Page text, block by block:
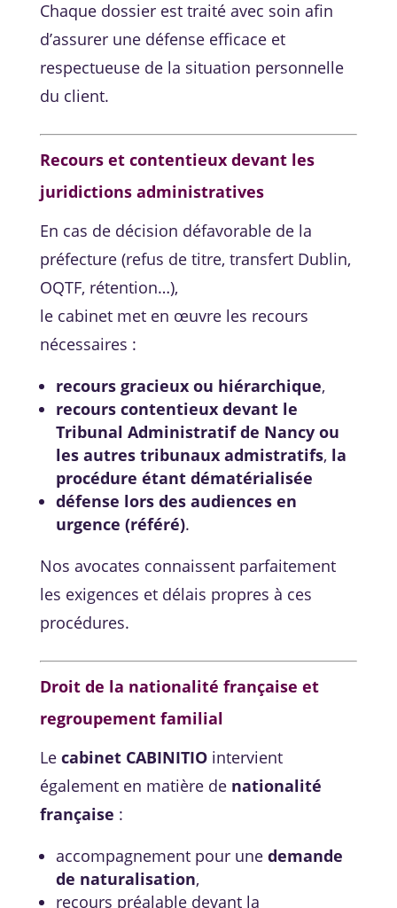
Chaque dossier est traité avec soin afin
d’assurer une défense efficace et
respectueuse de la situation personnelle
du client.
Recours et contentieux devant les
juridictions administratives
En cas de décision défavorable de la
préfecture (refus de titre, transfert Dublin,
OQTF, rétention…),
le cabinet met en œuvre les recours
nécessaires :
recours gracieux ou hiérarchique,
recours contentieux devant le
Tribunal Administratif de Nancy ou
les autres tribunaux admistratifs, la
procédure étant dématérialisée
défense lors des audiences en
urgence (référé).
Nos avocates connaissent parfaitement
les exigences et délais propres à ces
procédures.
Droit de la nationalité française et
regroupement familial
Le cabinet CABINITIOintervient
également en matière de nationalité
française :
accompagnement pour une demande
de naturalisation,
recours préalable devant la